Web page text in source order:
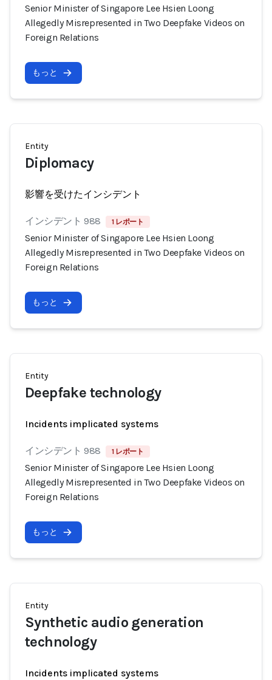
Senior Minister of Singapore Lee Hsien Loong
Allegedly Misrepresented in Two Deepfake Videos on
Foreign Relations
もっと
Entity
Diplomacy
影響を受けたインシデント
インシデント 988 1 レポート
Senior Minister of Singapore Lee Hsien Loong
Allegedly Misrepresented in Two Deepfake Videos on
Foreign Relations
もっと
Entity
Deepfake technology
Incidents implicated systems
インシデント 988 1 レポート
Senior Minister of Singapore Lee Hsien Loong
Allegedly Misrepresented in Two Deepfake Videos on
Foreign Relations
もっと
Entity
Synthetic audio generation
technology
Incidents implicated systems